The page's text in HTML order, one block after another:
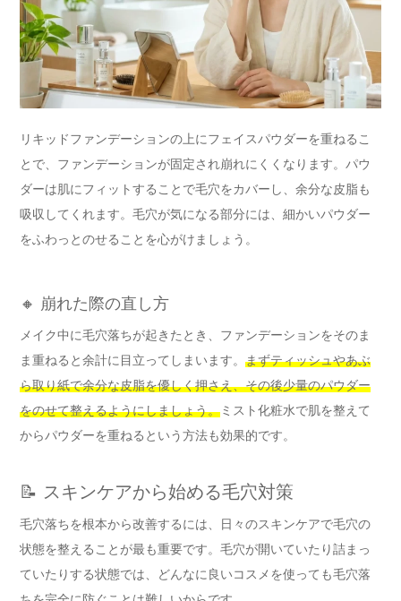
リキッドファンデーションの上にフェイスパウダーを重ねるこ
とで、ファンデーションが固定され崩れにくくなります。パウ
ダーは肌にフィットすることで毛穴をカバーし、余分な皮脂も
吸収してくれます。毛穴が気になる部分には、細かいパウダー
をふわっとのせることを心がけましょう。
🔸 崩れた際の直し方
メイク中に毛穴落ちが起きたとき、ファンデーションをそのま
ま重ねると余計に目立ってしまいます。 まずティッシュやあぶ
ら取り紙で余分な皮脂を優しく押さえ、その後少量のパウダー
をのせて整えるようにしましょう。ミスト化粧水で肌を整えて
からパウダーを重ねるという方法も効果的です。
📝 スキンケアから始める毛穴対策
毛穴落ちを根本から改善するには、日々のスキンケアで毛穴の
状態を整えることが最も重要です。毛穴が開いていたり詰まっ
ていたりする状態では、どんなに良いコスメを使っても毛穴落